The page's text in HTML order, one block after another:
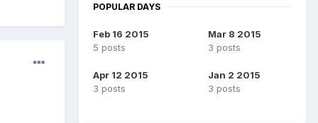
POPULAR DAYS
Feb 16 2015
5 posts
Mar 8 2015
3 posts
Apr 12 2015
3 posts
Jan 2 2015
3 posts